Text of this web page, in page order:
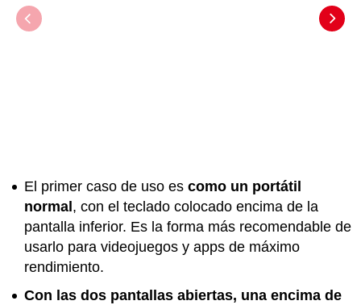
El primer caso de uso es como un portátil
normal, con el teclado colocado encima de la
pantalla inferior. Es la forma más recomendable de
usarlo para videojuegos y apps de máximo
rendimiento.
Con las dos pantallas abiertas, una encima de